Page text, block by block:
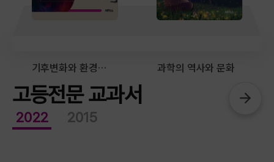
기후변화와 환경생태 과학의 역사와 문화
고등전문 교과서
2022 2015